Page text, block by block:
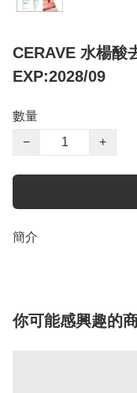
CERAVE 水楊酸
EXP:2028/09
數量
−
+
簡介
你可能感興趣的